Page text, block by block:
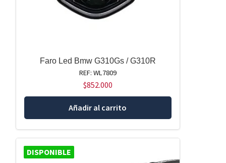
Faro Led Bmw G310Gs / G310R
REF: WL7809
$852.000
Añadir al carrito
DISPONIBLE